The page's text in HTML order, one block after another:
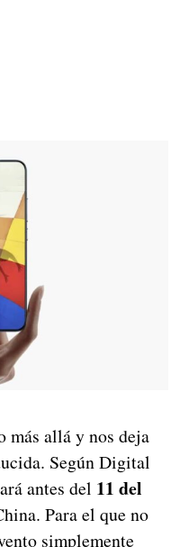
más allá y nos deja
Según Digital
antes del 11 del
Para el que no
simplemente